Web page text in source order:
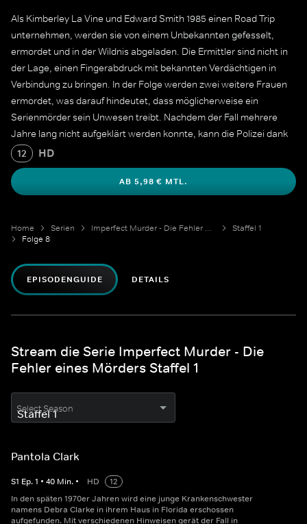
Als Kimberley La Vine und Edward Smith 1985 einen Road Trip
unternehmen, werden sie von einem Unbekannten gefesselt,
ermordet und in der Wildnis abgeladen. Die Ermittler sind nicht in
der Lage, einen Fingerabdruck mit bekannten Verdächtigen in
Verbindung zu bringen. In der Folge werden zwei weitere Frauen
ermordet, was darauf hindeutet, dass möglicherweise ein
Serienmörder sein Unwesen treibt. Nachdem der Fall mehrere
Jahre lang nicht aufgeklärt werden konnte, kann die Polizei dank
einer neuen Fingerabdruck-Datenbank alle vier Morde einem
Straftäter zuordnen, der lange unentdeckt geblieben ist.
12 HD
AB 5,98 € MTL.
Home Serien Imperfect Murder - Die Fehler eines Mörders
Staffel 1
Folge 8
EPISODENGUIDE DETAILS
Stream die Serie Imperfect Murder - Die
Fehler eines Mörders Staffel 1
Select Season
Pantola Clark
S1 Ep.1 • 40 Min. • HD
12
In den späten 1970er Jahren wird eine junge Krankenschwester
namens Debra Clarke in ihrem Haus in Florida erschossen
aufgefunden. Mit verschiedenen Hinweisen gerät der Fall in